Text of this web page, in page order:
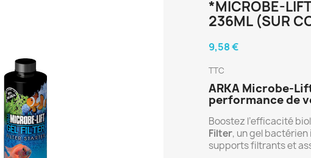
*MICROBE-
236ML (SUR
9,58 €
TTC
ARKA Microbe-
performance de
Boostez l’efficacité
Filter, un gel
supports filtrants et